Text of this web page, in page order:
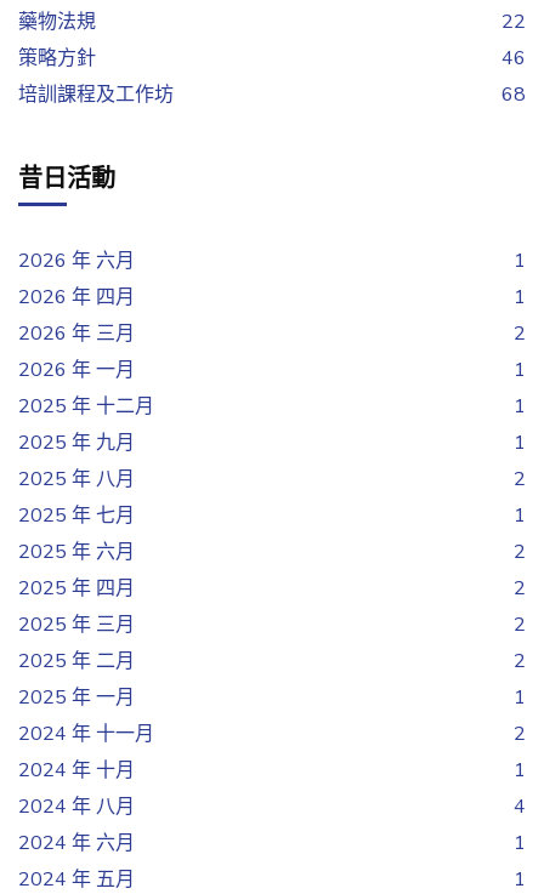
藥物法規
22
策略方針
46
培訓課程及工作坊
68
昔日活動
2026 年 六月
1
2026 年 四月
1
2026 年 三月
2
2026 年 一月
1
2025 年 十二月
1
2025 年 九月
1
2025 年 八月
2
2025 年 七月
1
2025 年 六月
2
2025 年 四月
2
2025 年 三月
2
2025 年 二月
2
2025 年 一月
1
2024 年 十一月
2
2024 年 十月
1
2024 年 八月
4
2024 年 六月
1
2024 年 五月
1